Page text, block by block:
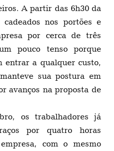
A partir das 6h30 da
nos portões e
por cerca de três
pouco tenso porque
entrar a qualquer custo,
sua postura em
avanços na proposta de
os trabalhadores já
por quatro horas
com o mesmo